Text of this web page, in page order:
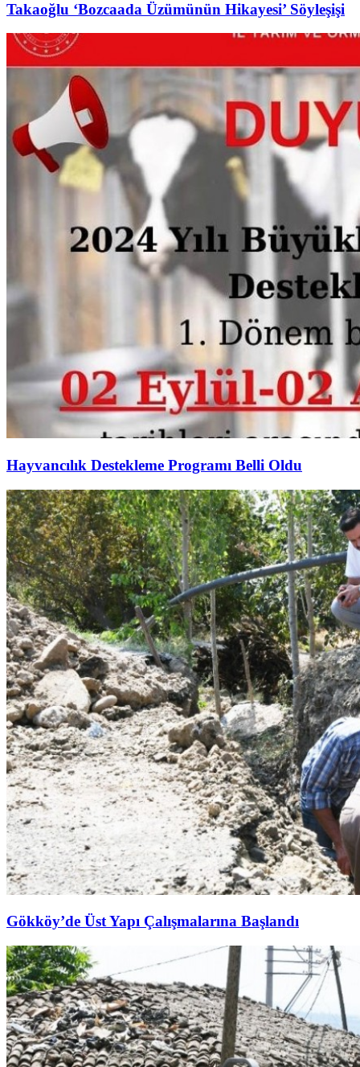
Takaoğlu ‘Bozcaada Üzümünün Hikayesi’ Söyleşişi
Hayvancılık Destekleme Programı Belli Oldu
Gökköy’de Üst Yapı Çalışmalarına Başlandı